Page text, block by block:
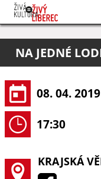
O projektu
Pořadatelé
NA JEDNÉ
08. 04. 2019
17:30
KRAJSKÁ